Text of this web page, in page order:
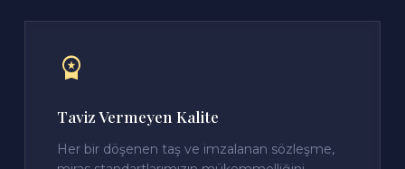
workspace_premium
Taviz Vermeyen Kalite
Her bir döşenen taş ve imzalanan sözleşme,